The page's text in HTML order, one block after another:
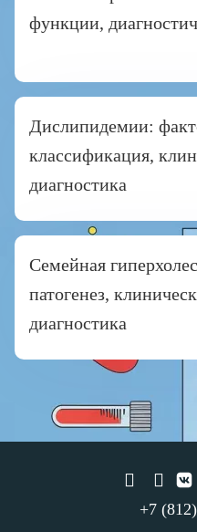
функции,
Дислипидемии:
классификация,
диагностика
Семейная
патогенез,
диагностика
+7